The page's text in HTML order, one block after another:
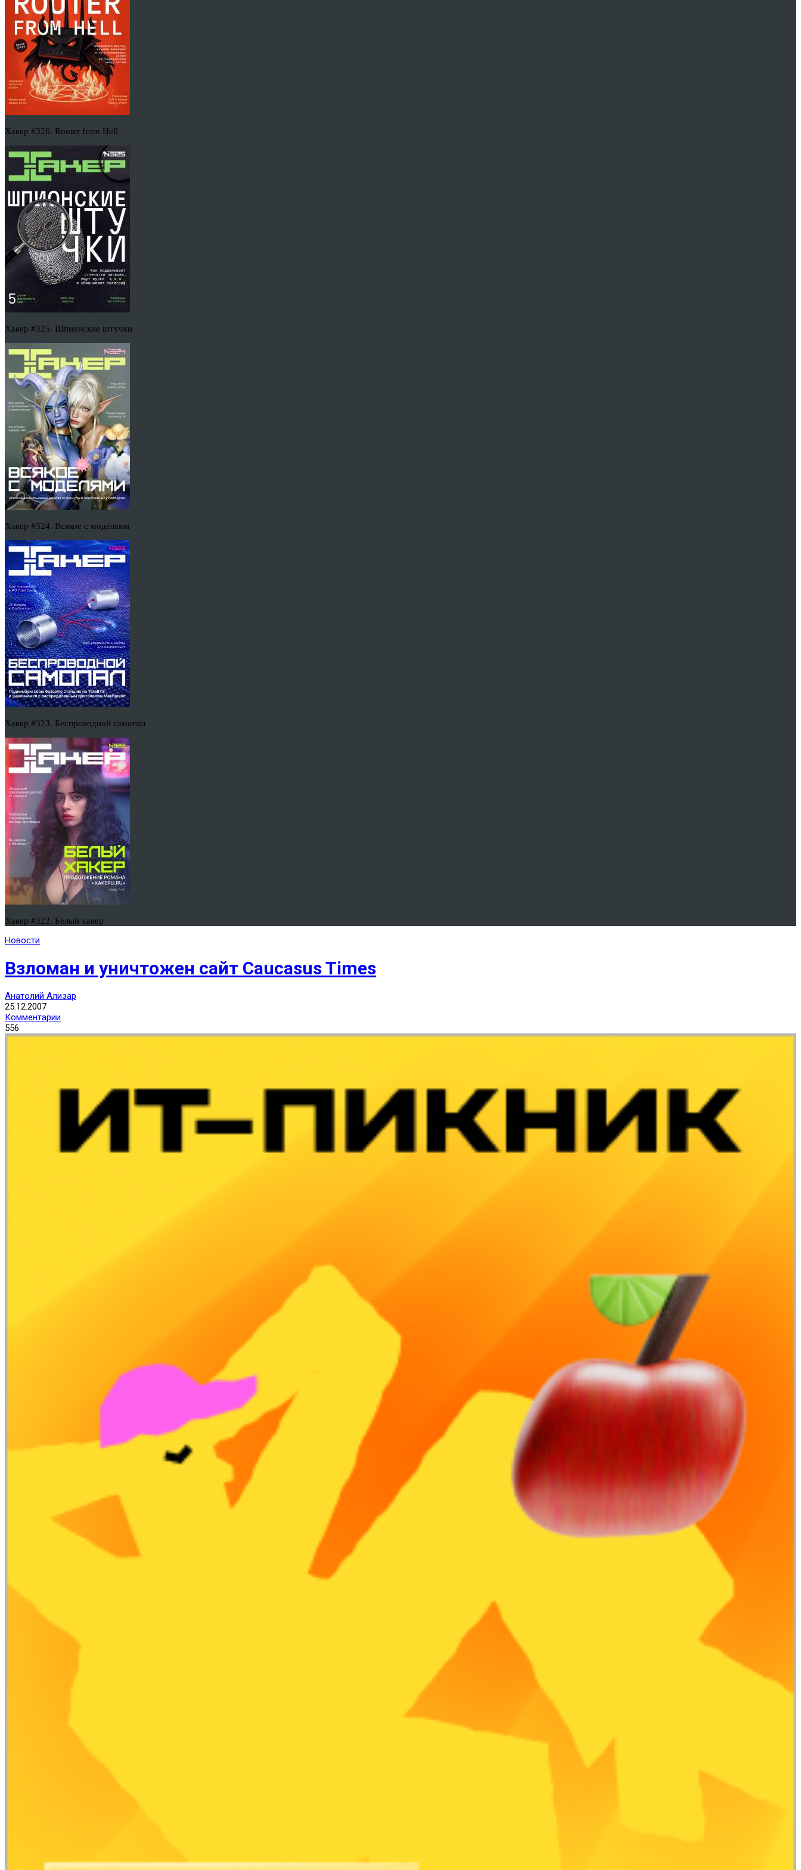
Хакер #326. Router from Hell
Хакер #325. Шпионские штучки
Хакер #324. Всякое с моделями
Хакер #323. Беспроводной самопал
Хакер #322. Белый хакер
Новости
Взломан и уничтожен сайт Caucasus Times
Анатолий Ализар
25.12.2007
Комментарии
556